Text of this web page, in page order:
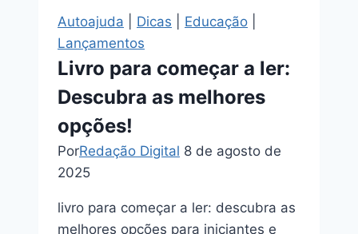
você
precisa
agora
Autoajuda Dicas Educação
Lançamentos
Livro para começar a ler:
Descubra as melhores
opções!
PorRedação Digital 8 de agosto de
2025
livro para começar a ler: descubra as
melhores opções para iniciantes e